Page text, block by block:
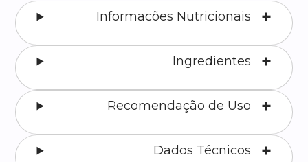
Informacões Nutricionais
Ingredientes
Recomendação de Uso
Dados Técnicos